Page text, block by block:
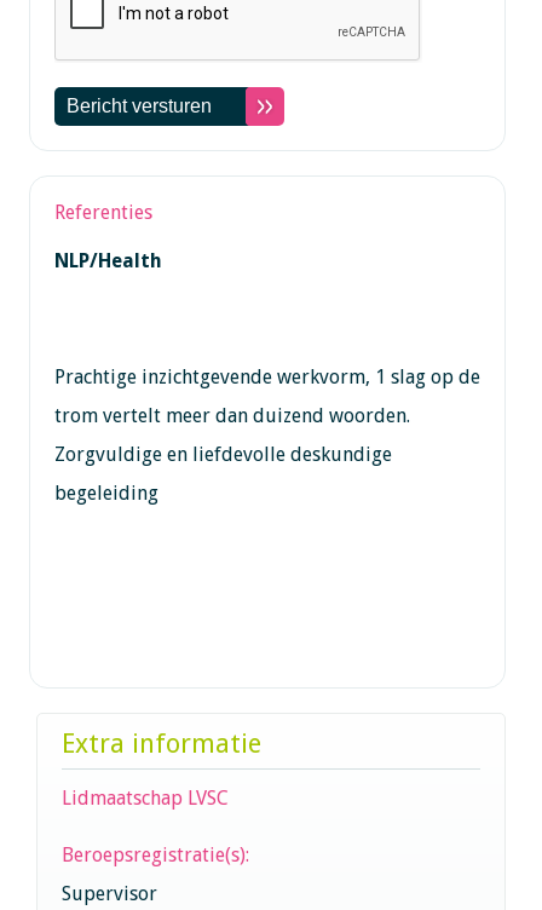
Referenties
NLP/Health
Prachtige inzichtgevende werkvorm, 1 slag op de
trom vertelt meer dan duizend woorden.
Zorgvuldige en liefdevolle deskundige
begeleiding
Extra informatie
Lidmaatschap LVSC
Beroepsregistratie(s):
Supervisor